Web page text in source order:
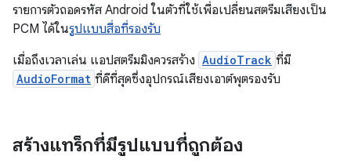
รายการตัวถอดรหัส Android ในตัวที่ใช้เพื่อเปลี่ยนสตรีมเสียงเป็น
PCM ได้ในรูปแบบสื่อที่รองรับ
เมื่อถึงเวลาเล่น แอปสตรีมมิงควรสร้าง AudioTrack ที่มี
AudioFormat ที่ดีที่สุดซึ่งอุปกรณ์เสียงเอาต์พุตรองรับ
สร้างแทร็กที่มีรูปแบบที่ถูกต้อง